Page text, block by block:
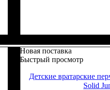
Новая поставка
Быстрый просмотр
Детские вратарские
Solid